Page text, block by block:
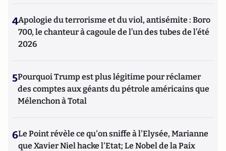
4Apologie du terrorisme et du viol, antisémite : Boro
700, le chanteur à cagoule de l’un des tubes de l’été
2026
5Pourquoi Trump est plus légitime pour réclamer
des comptes aux géants du pétrole américains que
Mélenchon à Total
6Le Point révèle ce qu'on sniffe à l'Elysée, Marianne
que Xavier Niel hacke l'Etat; Le Nobel de la Paix